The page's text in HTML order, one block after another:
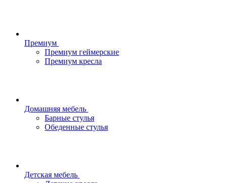
Премиум
Премиум геймерские
Премиум кресла
Домашняя мебель
Барные стулья
Обеденные стулья
Детская мебель